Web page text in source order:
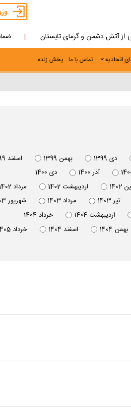
آتش دشمن و گرمای تابستان
اتحادیه تماس با ما پخش زنده
دی 1399 بهمن 1399
اسفند 1399
آذر 1400
دی 1400
ارديبهشت 1402
مرداد 1402
تير 1403 مرداد 1403
شهريور 1403
ارديبهشت 1404
خرداد 1404
بهمن 1404 اسفند 1404
خرداد 1405